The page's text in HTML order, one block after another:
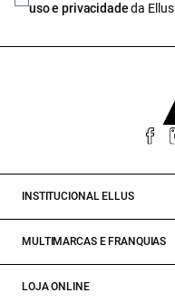
uso e privacidadeda Ellus
INSTITUCIONAL ELLUS
MULTIMARCAS E FRANQUIAS
LOJA ONLINE